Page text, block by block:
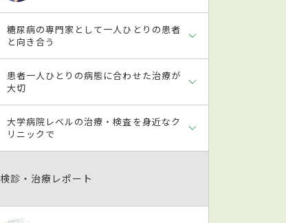
糖尿病の専門家として一人ひとりの患者
と向き合う
患者一人ひとりの病態に合わせた治療が
大切
大学病院レベルの治療・検査を身近なク
リニックで
検診・治療レポート